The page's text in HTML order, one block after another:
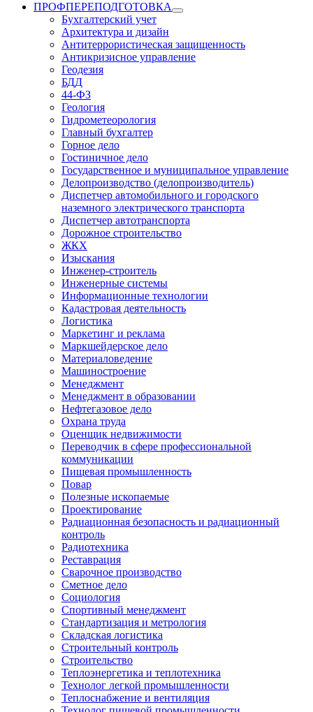
ПРОФПЕРЕПОДГОТОВКА
Бухгалтерский учет
Архитектура и дизайн
Антитеррористическая защищенность
Антикризисное управление
Геодезия
БДД
44-ФЗ
Геология
Гидрометеорология
Главный бухгалтер
Горное дело
Гостиничное дело
Государственное и муниципальное управление
Делопроизводство (делопроизводитель)
Диспетчер автомобильного и городского
наземного электрического транспорта
Диспетчер автотранспорта
Дорожное строительство
ЖКХ
Изыскания
Инженер-строитель
Инженерные системы
Информационные технологии
Кадастровая деятельность
Логистика
Маркетинг и реклама
Маркшейдерское дело
Материаловедение
Машиностроение
Менеджмент
Менеджмент в образовании
Нефтегазовое дело
Охрана труда
Оценщик недвижимости
Переводчик в сфере профессиональной
коммуникации
Пищевая промышленность
Повар
Полезные ископаемые
Проектирование
Радиационная безопасность и радиационный
контроль
Радиотехника
Реставрация
Сварочное производство
Сметное дело
Социология
Спортивный менеджмент
Стандартизация и метрология
Складская логистика
Строительный контроль
Строительство
Теплоэнергетика и теплотехника
Технолог легкой промышленности
Теплоснабжение и вентиляция